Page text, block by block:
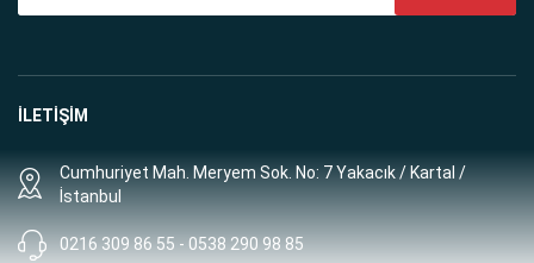
İLETİŞİM
Cumhuriyet Mah. Meryem Sok. No: 7 Yakacık / Kartal /
İstanbul
0216 309 86 55 - 0538 290 98 85